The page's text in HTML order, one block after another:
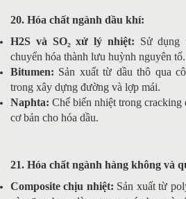
20. Hóa chất ngành dầu khí:
H2S và SO₂ xử lý nhiệt: Sử dụng
chuyển hóa thành lưu huỳnh nguyên tố.
Bitumen: Sản xuất từ dầu thô qua
trong xây dựng đường và lợp mái.
Naphta: Chế biến nhiệt trong cracking
cơ bản cho hóa dầu.
21. Hóa chất ngành hàng không và
Composite chịu nhiệt: Sản xuất từ